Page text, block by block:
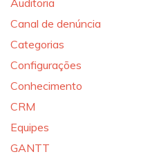
Auditoria
Canal de denúncia
Categorias
Configurações
Conhecimento
CRM
Equipes
GANTT